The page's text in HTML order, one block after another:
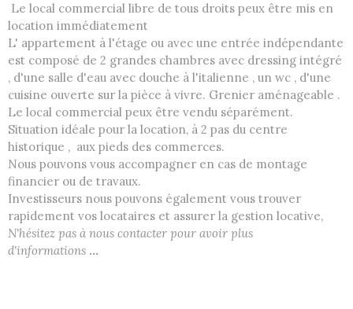
Le local commercial libre de tous droits peux être mis en
location immédiatement
L' appartement à l'étage ou avec une entrée indépendante
est composé de 2 grandes chambres avec dressing intégré
, d'une salle d'eau avec douche à l'italienne , un wc , d'une
cuisine ouverte sur la pièce à vivre. Grenier aménageable .
Le local commercial peux être vendu séparément.
Situation idéale pour la location, à 2 pas du centre
historique , aux pieds des commerces.
Nous pouvons vous accompagner en cas de montage
financier ou de travaux.
Investisseurs nous pouvons également vous trouver
rapidement vos locataires et assurer la gestion locative,
N'hésitez pas à nous contacter pour avoir plus
d'informations ...